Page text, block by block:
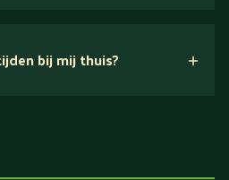
bij mij thuis?